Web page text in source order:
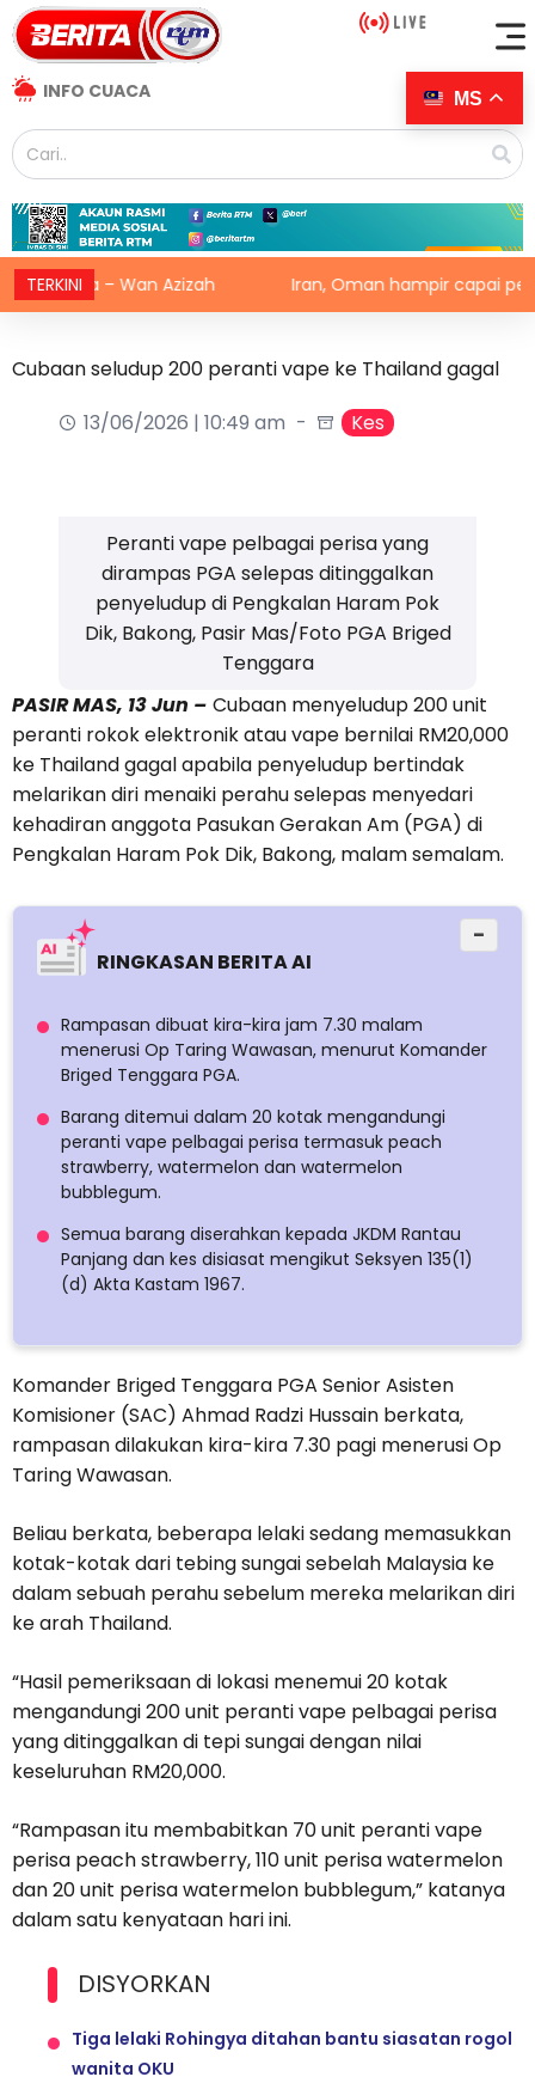
INFO CUACA
TERKINI
– Wan Azizah Iran, Oman hampir capai
Cubaan seludup 200 peranti vape ke Thailand gagal
13/06/2026 | 10:49 am
Kes
Peranti vape pelbagai perisa yang
dirampas PGA selepas ditinggalkan
penyeludup di Pengkalan Haram Pok
Dik, Bakong, Pasir Mas/Foto PGA Briged
Tenggara
PASIR MAS, 13 Jun – Cubaan menyeludup 200 unit
peranti rokok elektronik atau vape bernilai RM20,000
ke Thailand gagal apabila penyeludup bertindak
melarikan diri menaiki perahu selepas menyedari
kehadiran anggota Pasukan Gerakan Am (PGA) di
Pengkalan Haram Pok Dik, Bakong, malam semalam.
RINGKASAN BERITA AI
−
Rampasan dibuat kira-kira jam 7.30 malam
menerusi Op Taring Wawasan, menurut Komander
Briged Tenggara PGA.
Barang ditemui dalam 20 kotak mengandungi
peranti vape pelbagai perisa termasuk peach
strawberry, watermelon dan watermelon
bubblegum.
Semua barang diserahkan kepada JKDM Rantau
Panjang dan kes disiasat mengikut Seksyen 135(1)
(d) Akta Kastam 1967.
Komander Briged Tenggara PGA Senior Asisten
Komisioner (SAC) Ahmad Radzi Hussain berkata,
rampasan dilakukan kira-kira 7.30 pagi menerusi Op
Taring Wawasan.
Beliau berkata, beberapa lelaki sedang memasukkan
kotak-kotak dari tebing sungai sebelah Malaysia ke
dalam sebuah perahu sebelum mereka melarikan diri
ke arah Thailand.
“Hasil pemeriksaan di lokasi menemui 20 kotak
mengandungi 200 unit peranti vape pelbagai perisa
yang ditinggalkan di tepi sungai dengan nilai
keseluruhan RM20,000.
“Rampasan itu membabitkan 70 unit peranti vape
perisa peach strawberry, 110 unit perisa watermelon
dan 20 unit perisa watermelon bubblegum,” katanya
dalam satu kenyataan hari ini.
DISYORKAN
Tiga lelaki Rohingya ditahan bantu siasatan rogol
wanita OKU
MS